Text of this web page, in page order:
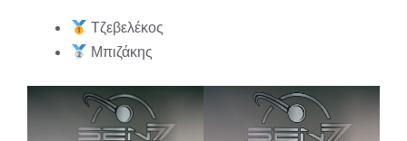
Τζεβελέκος
Μπιζάκης